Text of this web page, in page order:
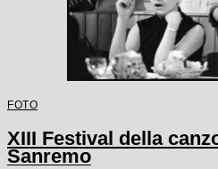
FOTO
XIII Festival della
Sanremo